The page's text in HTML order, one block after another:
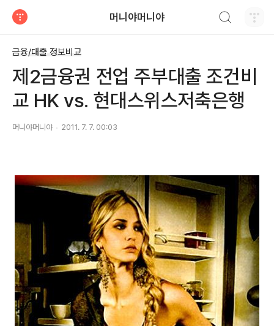
머니야머니야
금융/대출 정보비교
제2금융권 전업 주부대출 조건비
교 HK vs. 현대스위스저축은행
머니야머니야 2011. 7. 7. 00:03